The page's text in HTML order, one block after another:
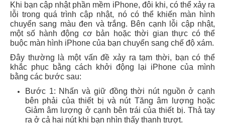
Khi bạn cập nhật phần mềm iPhone, đôi khi, có thể xảy ra
lỗi trong quá trình cập nhật, nó có thể khiến màn hình
chuyển sang màu đen và trắng. Bên cạnh lỗi cập nhật,
một số hành động cơ bản hoặc thời gian thực có thể
buộc màn hình iPhone của bạn chuyển sang chế độ xám.
Đây thường là một vấn đề xảy ra tạm thời, bạn có thể
khắc phục bằng cách khởi động lại iPhone của mình
bằng các bước sau:
Bước 1: Nhấn và giữ đồng thời nút nguồn ở cạnh
bên phải của thiết bị và nút Tăng âm lượng hoặc
Giảm âm lượng ở cạnh bên trái của thiết bị. Thả tay
ra ở cả hai nút khi bạn nhìn thấy thanh trượt.